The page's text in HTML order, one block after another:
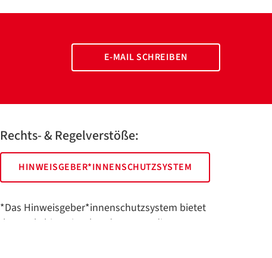
E-MAIL SCHREIBEN
Rechts- & Regelverstöße:
HINWEISGEBER*INNENSCHUTZSYSTEM
*Das Hinweisgeber*innenschutzsystem bietet
Ihnen als hinweisgebende Person die